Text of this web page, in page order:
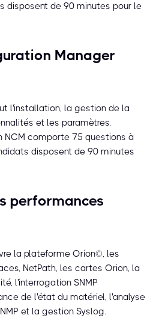
disposent de 90 minutes pour le
Manager
l'installation, la gestion de la
et les paramètres.
NCM comporte 75 questions à
disposent de 90 minutes
performances
la plateforme Orion©, les
NetPath, les cartes Orion, la
l'interrogation SNMP
de l'état du matériel, l'analyse
et la gestion Syslog.